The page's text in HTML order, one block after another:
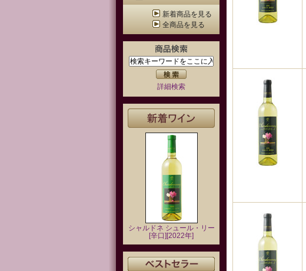
新着商品を見る
全商品を見る
詳細検索
シャルドネ シュール・リー
[辛口][2022年]